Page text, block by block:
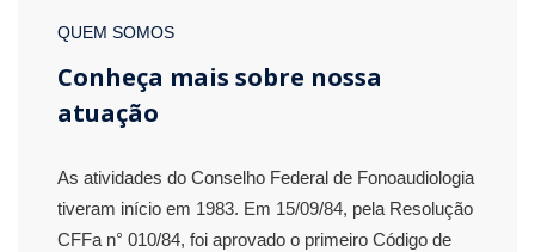
QUEM SOMOS
Conheça mais sobre nossa
atuação
As atividades do Conselho Federal de Fonoaudiologia
tiveram início em 1983. Em 15/09/84, pela Resolução
CFFa n° 010/84, foi aprovado o primeiro Código de